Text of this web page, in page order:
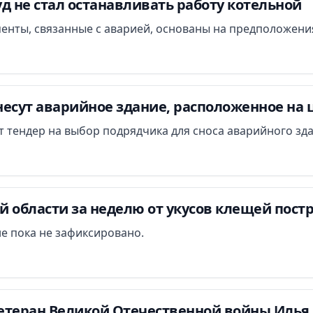
не стал останавливать работу котельной
связанные с аварией, основаны на
аварийное здание, расположенное на
тендер на выбор подрядчика для сноса аварийного
области за неделю от укусов клещей
пока не зафиксировано.